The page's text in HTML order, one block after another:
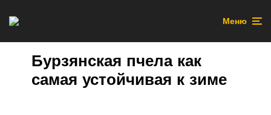
Меню
Бурзянская пчела как
самая устойчивая к зиме